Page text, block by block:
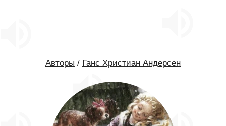
Авторы / Ганс Христиан Андерсен